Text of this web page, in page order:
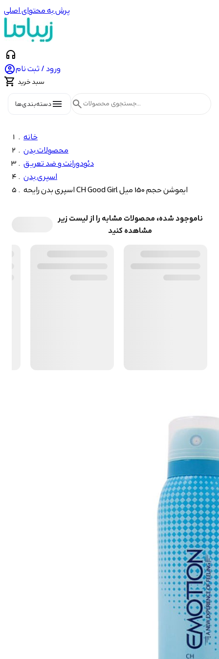
پرش به محتوای اصلی
headphones
ورود / ثبت نام
 سبد خرید
menuدسته‌بندی‌ها search
خانه
محصولات بدن
دئودورانت و ضد تعریق
اسپری بدن
اسپری بدن رایحه CH Good Girl ایموشن حجم 150 میل
ناموجود شده، محصولات مشابه را از لیست زیر
مشاهده کنید